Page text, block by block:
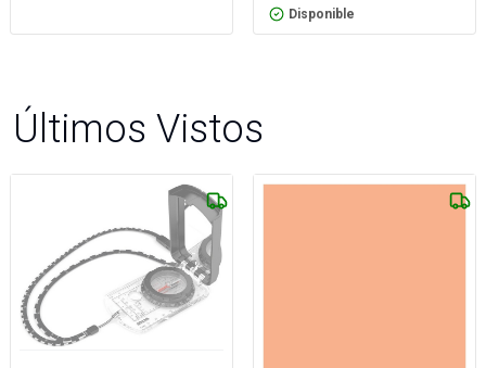
Disponible
Últimos Vistos